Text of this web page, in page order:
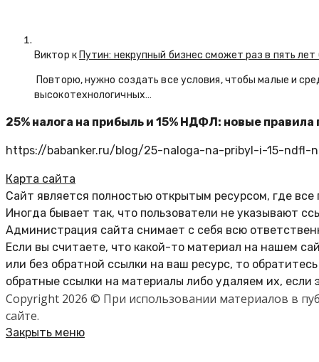
Виктор к Путин: некрупный бизнес сможет раз в пять
Повторю, нужно создать все условия, чтобы малые и
высокотехнологичных…
25% налога на прибыль и 15% НДФЛ: новые
https://babanker.ru/blog/25-naloga-na-pribyl-i-15-ndfl-
Карта сайта
Сайт является полностью открытым ресурсом, где
Иногда бывает так, что пользователи не указывают
Администрация сайта снимает с себя всю
Если вы считаете, что какой-то материал на нашем
или без обратной ссылки на ваш ресурс, то
обратные ссылки на материалы либо удаляем их, если
Copyright 2026 © При использовании материалов в
сайте.
Закрыть меню